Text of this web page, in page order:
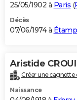
25/05/1902 à Paris (
Décès
07/06/1974 à
Aristide
Créer une cagnotte
Naissance